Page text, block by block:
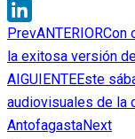
WhatsApp
LinkedIn
PrevANTERIORCon
la exitosa versión
AIGUIENTEEste
audiovisuales de la
AntofagastaNext